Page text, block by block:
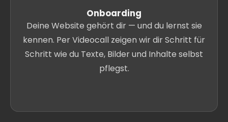
Onboarding
Deine Website gehört dir — und du lernst sie
kennen. Per Videocall zeigen wir dir Schritt für
Schritt wie du Texte, Bilder und Inhalte selbst
pflegst.